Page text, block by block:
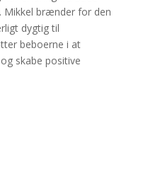
Mikkel brænder for den
dygtig til
beboerne i at
skabe positive